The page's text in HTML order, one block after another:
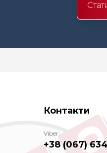
Контакти
Viber:
+38 (067)